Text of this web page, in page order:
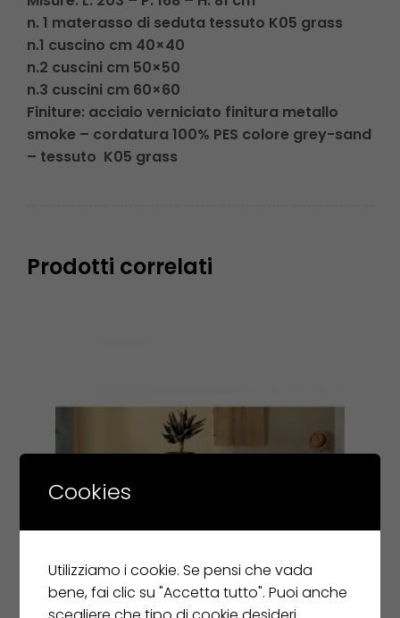
n. 1 materasso di seduta tessuto K05 grass
n.1 cuscino cm 40×40
n.2 cuscini cm 50×50
n.3 cuscini cm 60×60
Finiture: acciaio verniciato finitura metallo
smoke – cordatura 100% PES colore grey-sand
– tessuto K05 grass
Prodotti correlati
Cookies
Utilizziamo i cookie. Se pensi che vada
bene, fai clic su "Accetta tutto". Puoi anche